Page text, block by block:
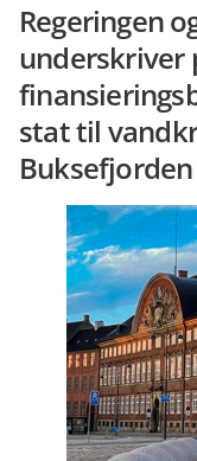
Regeringen
underskriver
stat til